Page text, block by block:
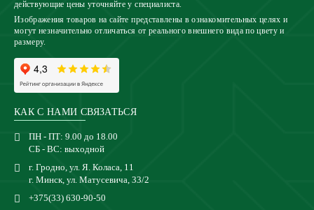
действующие цены уточняйте у специалиста.
Изображения товаров на сайте представлены в ознакомительных целях и
могут незначительно отличаться от реального внешнего вида по цвету и
размеру.
КАК С НАМИ СВЯЗАТЬСЯ
ПН - ПТ: 9.00 до 18.00
СБ - ВС: выходной
г. Гродно, ул. Я. Коласа, 11
г. Минск, ул. Матусевича, 33/2
+375(33) 630-90-50